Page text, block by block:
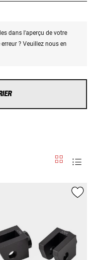
dans l'aperçu de votre
? Veuillez nous en